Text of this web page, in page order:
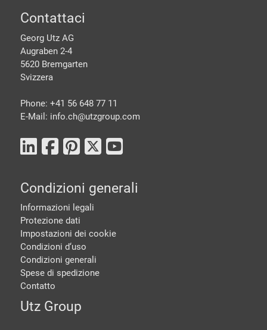
piè di pagine
Contattaci
Georg Utz AG
Augraben 2-4
5620 Bremgarten
Svizzera
Phone: +41 56 648 77 11
E-Mail: info.ch@utzgroup.com
Condizioni generali
Informazioni legali
Protezione dati
Impostazioni dei cookie
Condizioni d‘uso
Condizioni generali
Spese di spedizione
Contatto
Utz Group